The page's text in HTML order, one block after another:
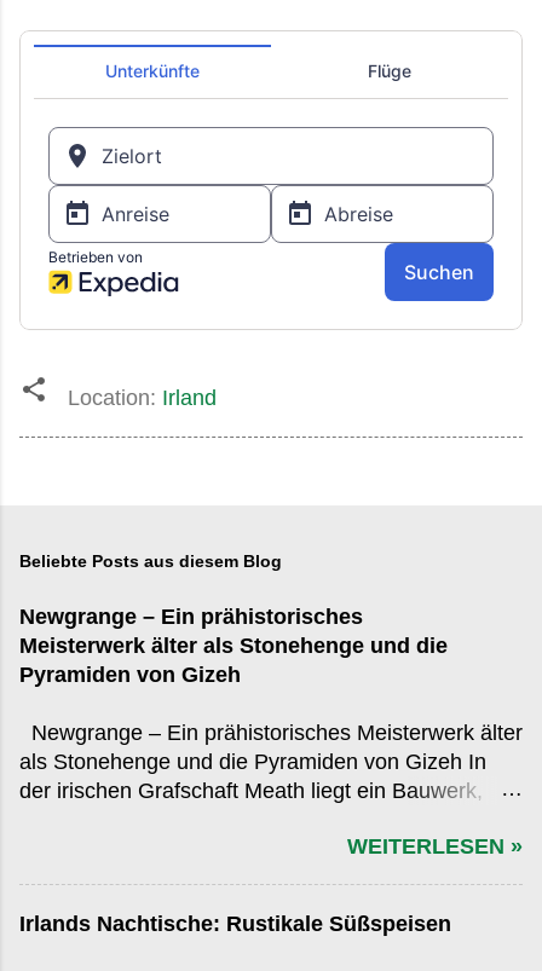
Location: Irland
Beliebte Posts aus diesem Blog
Newgrange – Ein prähistorisches
Meisterwerk älter als Stonehenge und die
Pyramiden von Gizeh
Newgrange – Ein prähistorisches Meisterwerk älter
als Stonehenge und die Pyramiden von Gizeh In
der irischen Grafschaft Meath liegt ein Bauwerk,
bekannteren Monumenten der Antike zurücksteht,
obwohl es diese an Alter, Präzision und kulturellem
v. Chr., übertrifft es sowohl das ägyptische Gizeh-
WEITERLESEN »
Irlands Nachtische: Rustikale Süßspeisen